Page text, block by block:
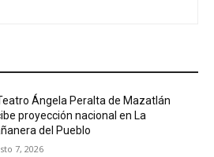
Ángela Peralta de Mazatlán
proyección nacional en La
del Pueblo
7, 2026